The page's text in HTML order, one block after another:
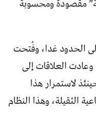
مقصودة ومحسوبة
الحدود غدا، وفُتحت
وعادت العلاقات إلى
لاستمرار هذا
الثقيلة، وهذا النظام